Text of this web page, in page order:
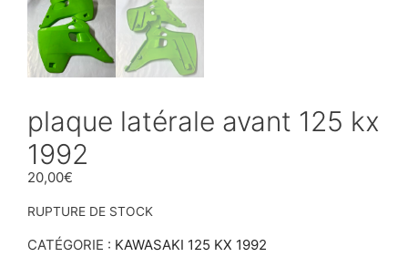
plaque latérale avant 125 kx
1992
20,00€
RUPTURE DE STOCK
CATÉGORIE : KAWASAKI 125 KX 1992